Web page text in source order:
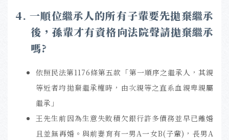
4.一順位繼承人的所有子輩要先拋棄繼承
後，孫輩才有資格向法院聲請拋棄繼承
嗎?
依照民法第1176條第五款「第一順序之繼承人，其親
等近者均拋棄繼承權時，由次親等之直系血親卑親屬
繼承」
王先生前因為生意失敗積欠銀行許多債務並早已離婚
且並無再婚。與前妻育有一男A一女B(子輩)，長男A